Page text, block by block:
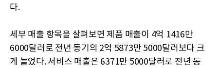
다.
세부 매출 항목을 살펴보면 제품 매출이 4억 1416만
6000달러로 전년 동기의 2억 5873만 5000달러보다 크
게 늘었다. 서비스 매출은 6371만 5000달러로 전년 동